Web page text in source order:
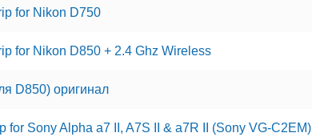
for Nikon D750
for Nikon D850 + 2.4 Ghz Wireless
D850) оригинал
for Sony Alpha a7 II, A7S II & a7R II (Sony VG-C2EM)